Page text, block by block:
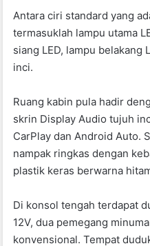
Antara ciri standard yang
termasuklah lampu utama
siang LED, lampu belakang
inci.
Ruang kabin pula hadir
skrin Display Audio tujuh
CarPlay dan Android Auto.
nampak ringkas dengan
plastik keras berwarna
Di konsol tengah terdapat
12V, dua pemegang
konvensional. Tempat